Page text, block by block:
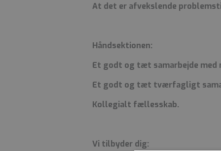
At det er afvekslende
Håndsektionen:
Et godt og tæt samarbejde
Et godt og tæt tværfagligt
Kollegialt fællesskab.
Vi tilbyder dig: